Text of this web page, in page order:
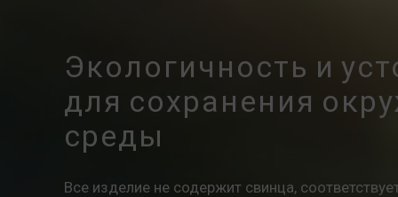
Экологичность и
для сохранения
среды
Все изделие не содержит свинца,